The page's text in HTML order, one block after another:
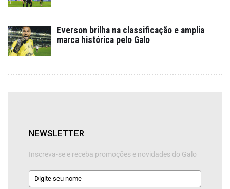
Everson brilha na classificação e amplia
marca histórica pelo Galo
NEWSLETTER
Inscreva-se e receba promoções e novidades do Galo